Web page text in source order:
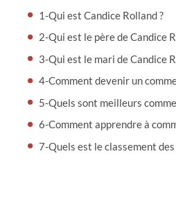
1-Qui est Candice Rolland ?
2-Qui est le père de Candice
3-Qui est le mari de Candice
4-Comment devenir un
5-Quels sont meilleurs
6-Comment apprendre à
7-Quels est le classement